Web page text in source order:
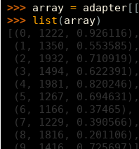
>>> array = adapter[[
>>> list (array)
[(0, 1222, 0.926116),
(1, 1350, 0.553585),
(2, 1932, 0.710919),
(3, 1494, 0.622391),
(4, 1981, 0.820246),
(5, 1267, 0.694631),
(6, 1166, 0.37465),
(7, 1229, 0.390566),
(8, 1816, 0.201106),